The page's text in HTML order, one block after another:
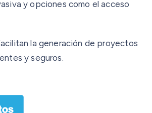
y opciones como el acceso
la generación de proyectos
y seguros.